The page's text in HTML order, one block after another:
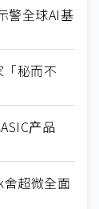
警全球AI基
秘而不
产品
超微全面